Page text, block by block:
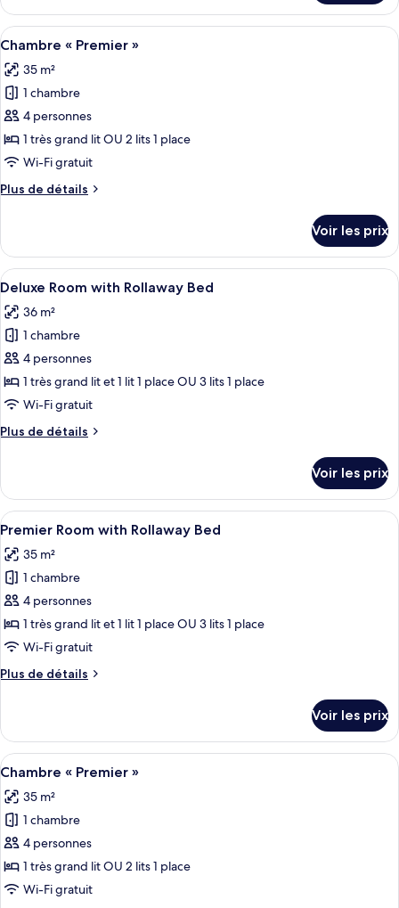
Premier
Room
le
type
de
PARKROYAL
Club
Room
Afficher
toutes
les
photos
pour
ce
type
chambre :
Premier
»
Une chambre d’hôtel avec un grand
6
Chambre « Premier »
35 m²
1 chambre
4 personnes
1 très grand lit OU 2 lits 1 place
Wi-Fi gratuit
Plus de détails
Plus
le
type
de
Chambre
»
Voir les prix
Afficher
toutes
les
photos
pour
ce
type
chambre :
with
Rollaway
Bed
Une chambre d’hôtel avec un grand
5
Deluxe Room with Rollaway Bed
36 m²
1 chambre
4 personnes
1 très grand lit et 1 lit 1 place OU 3 lits 1 place
Wi-Fi gratuit
Plus de détails
Plus
le
type
de
Deluxe
Room
Rollaway
Bed
Voir les prix
Afficher
toutes
les
photos
pour
ce
type
chambre :
with
Rollaway
Bed
Une chambre d’hôtel avec un grand
6
Premier Room with Rollaway Bed
35 m²
1 chambre
4 personnes
1 très grand lit et 1 lit 1 place OU 3 lits 1 place
Wi-Fi gratuit
Plus de détails
Plus
le
type
de
Premier
Room
Rollaway
Bed
Voir les prix
Afficher
toutes
les
photos
pour
ce
type
Une chambre d’hôtel avec un grand
6
Chambre « Premier »
35 m²
1 chambre
4 personnes
1 très grand lit OU 2 lits 1 place
Wi-Fi gratuit